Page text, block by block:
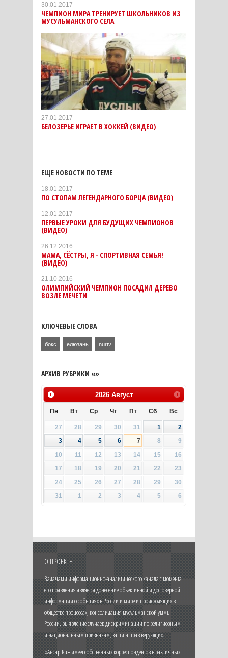
30.01.2017
ЧЕМПИОН МИРА ТРЕНИРУЕТ ШКОЛЬНИКОВ ИЗ
МУСУЛЬМАНСКОГО СЕЛА
27.01.2017
БЕЛОЗЕРЬЕ ИГРАЕТ В ХОККЕЙ (ВИДЕО)
ЕЩЕ НОВОСТИ ПО ТЕМЕ
18.01.2017
ПО СТОПАМ ЛЕГЕНДАРНОГО БОРЦА (ВИДЕО)
12.01.2017
ПЕРВЫЕ УРОКИ ДЛЯ БУДУЩИХ ЧЕМПИОНОВ
(ВИДЕО)
26.12.2016
МАМА, СЁСТРЫ, Я - СПОРТИВНАЯ СЕМЬЯ!
(ВИДЕО)
21.10.2016
ОЛИМПИЙСКИЙ ЧЕМПИОН ПОСАДИЛ ДЕРЕВО
ВОЗЛЕ МЕЧЕТИ
КЛЮЧЕВЫЕ СЛОВА
бокс елюзань nurtv
АРХИВ РУБРИКИ «»
2026 Август
Пн Вт Ср Чт Пт Сб Вс
27 28 29 30 31 1
2
3
4 5 6 7 8
9
10
11 12 13 14 15
16
17
18 19 20 21 22
23
24
25 26 27 28 29
30
31
1 2 3 4 5 6
О ПРОЕКТЕ
Задачами информационно-аналитического канала с момента
его появления является донесение объективной и достоверной
информации о событиях в России и мире и происходящих в
обществе процессах, консолидация мусульманской уммы
России, выявление случаев дискриминации по религиозным
и национальным признакам, защита прав верующих.
«Ансар.Ru» имеет собственных корреспондентов в различных